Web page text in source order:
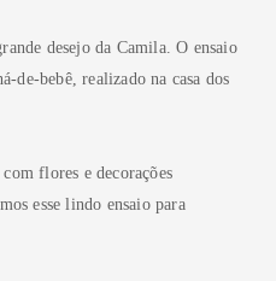
desejo da Camila. O ensaio
de-bebê, realizado na casa dos
flores e decorações
esse lindo ensaio para